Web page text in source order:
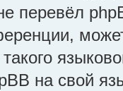
перевёл
на свой